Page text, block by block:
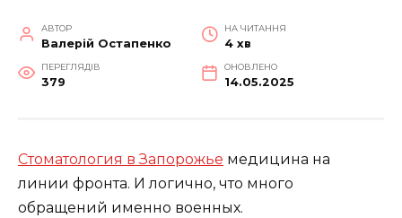
АВТОР
Валерій Остапенко
НА ЧИТАННЯ
4 хв
ПЕРЕГЛЯДІВ
379
ОНОВЛЕНО
14.05.2025
Стоматология в Запорожье медицина на
линии фронта. И логично, что много
обращений именно военных.